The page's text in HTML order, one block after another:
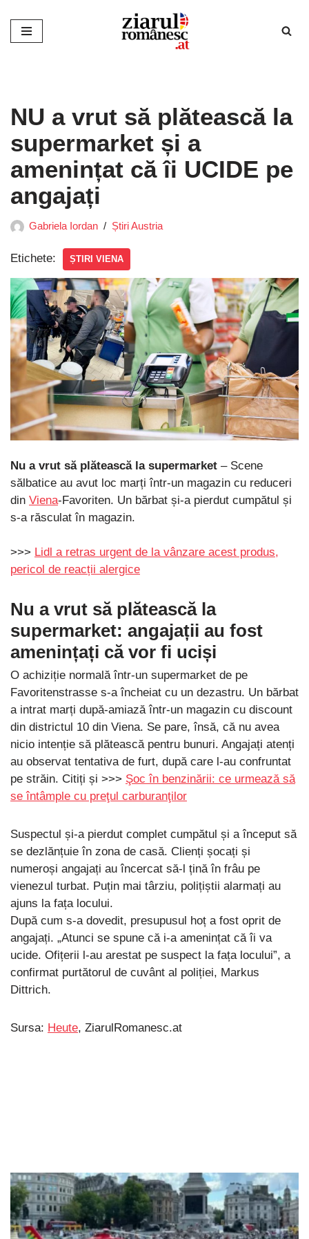
Sari
NU a vrut să plătească la
supermarket și a
amenințat că îi UCIDE pe
angajați
Gabriela Iordan Știri Austria
Etichete: ȘTIRI VIENA
Nu a vrut să plătească la supermarket – Scene
sălbatice au avut loc marți într-un magazin cu reduceri
din Viena-Favoriten. Un bărbat și-a pierdut cumpătul și
s-a răsculat în magazin.
>>> Lidl a retras urgent de la vânzare acest produs,
pericol de reacții alergice
Nu a vrut să plătească la
supermarket: angajații au fost
amenințați că vor fi uciși
O achiziție normală într-un supermarket de pe
Favoritenstrasse s-a încheiat cu un dezastru. Un bărbat
a intrat marți după-amiază într-un magazin cu discount
din districtul 10 din Viena. Se pare, însă, că nu avea
nicio intenție să plătească pentru bunuri. Angajați atenți
au observat tentativa de furt, după care l-au confruntat
pe străin. Citiți și >>> Şoc în benzinării: ce urmează să
se întâmple cu preţul carburanţilor
Suspectul și-a pierdut complet cumpătul și a început să
se dezlănțuie în zona de casă. Clienți șocați și
numeroși angajați au încercat să-l țină în frâu pe
vienezul turbat. Puțin mai târziu, polițiștii alarmați au
ajuns la fața locului.
După cum s-a dovedit, presupusul hoț a fost oprit de
angajați. „Atunci se spune că i-a amenințat că îi va
ucide. Ofițerii l-au arestat pe suspect la fața locului”, a
confirmat purtătorul de cuvânt al poliției, Markus
Dittrich.
Sursa: Heute, ZiarulRomanesc.at